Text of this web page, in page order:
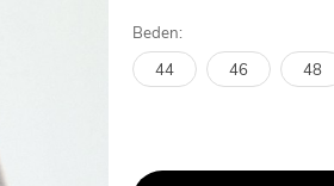
Beden:
44 46 48